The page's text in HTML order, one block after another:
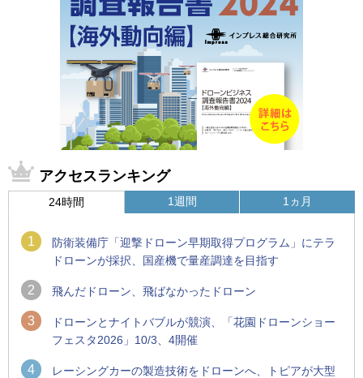
アクセスランキング
24時間
1
防衛装備庁「迎撃ドローン早期取得プログラム」にテラ
ドローンが採択、国産機で量産調達を目指す
2 飛んだドローン、飛ばなかったドローン
3
ドローンとナイトバブルが競演、「花園ドローンショー
フェスタ2026」10/3、4開催
4
レーシングカーの製造技術をドローンへ、トピアが大型
1週間 1ヵ月